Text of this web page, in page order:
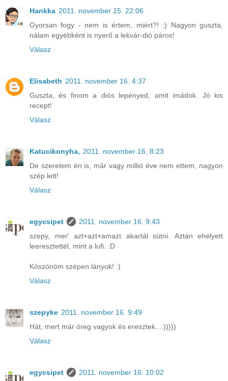
Hankka 2011. november 15. 22:06
Gyorsan fogy - nem is értem, miért?! :) Nagyon guszta,
nálam egyébként is nyerő a lekvár-dió páros!
Válasz
Elisabeth 2011. november 16. 4:37
Guszta, és finom a diós lepényed, amit imádok. Jó kis
recept!
Válasz
Katucikonyha, 2011. november 16. 8:23
De szeretem én is, már vagy millió éve nem ettem, nagyon
szép lett!
Válasz
egycsipet
2011. november 16. 9:43
szepy, mer' azt+azt+amazt akartál sütni. Aztán ehelyett
leeresztettél, mint a lufi. :D
Köszönöm szépen lányok! :)
Válasz
szepyke 2011. november 16. 9:49
Hát, mert már öreg vagyok és eresztek...:)))))
Válasz
egycsipet
2011. november 16. 10:02